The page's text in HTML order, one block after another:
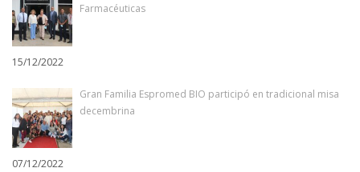
Farmacéuticas
15/12/2022
Gran Familia Espromed BIO participó en tradicional misa
decembrina
07/12/2022